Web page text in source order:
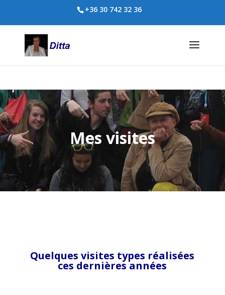
+36 30 742 32 36
Mes visites
Quelques visites types réalisées
ces dernières années